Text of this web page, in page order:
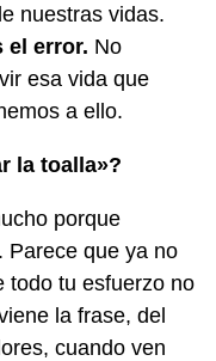
nuestras vidas.
el error. No
esa vida que
a ello.
la toalla»?
porque
Parece que ya no
todo tu esfuerzo no
la frase, del
cuando ven